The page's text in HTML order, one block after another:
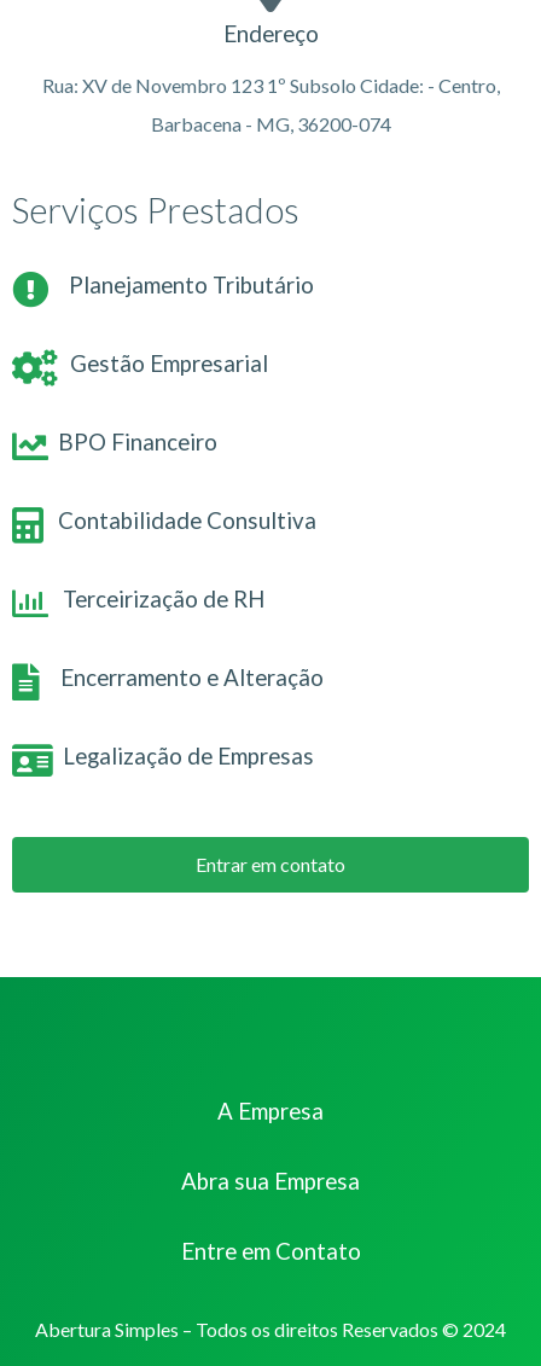
Endereço
Rua: XV de Novembro 123 1º Subsolo Cidade: - Centro,
Barbacena - MG, 36200-074
Serviços Prestados
Planejamento Tributário
Gestão Empresarial
BPO Financeiro
Contabilidade Consultiva
Terceirização de RH
Encerramento e Alteração
Legalização de Empresas
Entrar em contato
A Empresa
Abra sua Empresa
Entre em Contato
Abertura Simples – Todos os direitos Reservados © 2024